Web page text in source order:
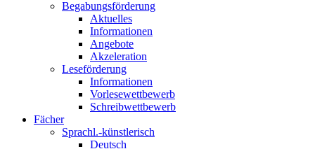
Begabungsförderung
Aktuelles
Informationen
Angebote
Akzeleration
Leseförderung
Informationen
Vorlesewettbewerb
Schreibwettbewerb
Fächer
Sprachl.-künstlerisch
Deutsch